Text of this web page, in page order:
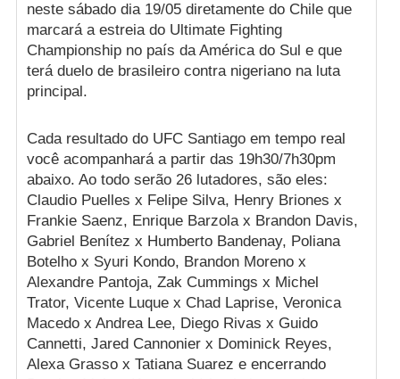
neste sábado dia 19/05 diretamente do Chile que
marcará a estreia do Ultimate Fighting
Championship no país da América do Sul e que
terá duelo de brasileiro contra nigeriano na luta
principal.
Cada resultado do UFC Santiago em tempo real
você acompanhará a partir das 19h30/7h30pm
abaixo. Ao todo serão 26 lutadores, são eles:
Claudio Puelles x Felipe Silva, Henry Briones x
Frankie Saenz, Enrique Barzola x Brandon Davis,
Gabriel Benítez x Humberto Bandenay, Poliana
Botelho x Syuri Kondo, Brandon Moreno x
Alexandre Pantoja, Zak Cummings x Michel
Trator, Vicente Luque x Chad Laprise, Veronica
Macedo x Andrea Lee, Diego Rivas x Guido
Cannetti, Jared Cannonier x Dominick Reyes,
Alexa Grasso x Tatiana Suarez e encerrando